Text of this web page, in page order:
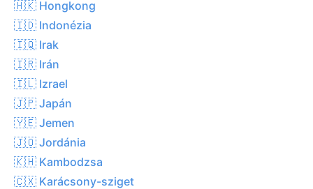
🇭🇰 Hongkong
🇮🇩 Indonézia
🇮🇶 Irak
🇮🇷 Irán
🇮🇱 Izrael
🇯🇵 Japán
🇾🇪 Jemen
🇯🇴 Jordánia
🇰🇭 Kambodzsa
🇨🇽 Karácsony-sziget